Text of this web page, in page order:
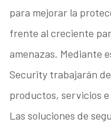
para mejorar la
frente al creciente
amenazas. Mediante
Security trabajarán
productos, servicios
Las soluciones de